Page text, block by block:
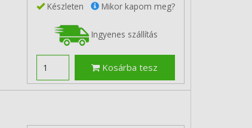
Készleten Mikor kapom meg?
Ingyenes szállítás
Kosárba tesz